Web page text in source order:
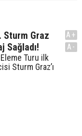
Sturm Graz
Sağladı!
Turu ilk
Sturm Graz’ı
A+
A-